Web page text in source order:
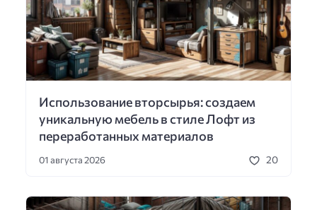
Использование вторсырья: создаем
уникальную мебель в стиле Лофт из
переработанных материалов
01 августа 2026 20